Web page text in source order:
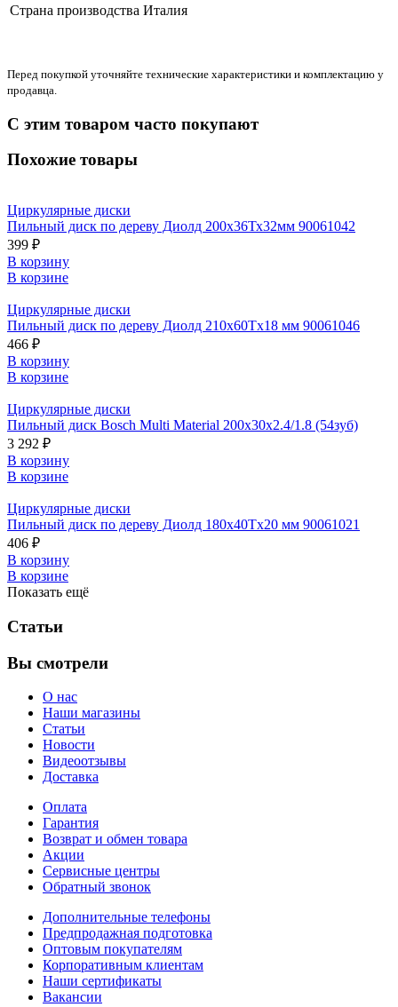
Страна производства Италия
Перед покупкой уточняйте технические характеристики и комплектацию у
продавца.
С этим товаром часто покупают
Похожие товары
Циркулярные диски
Пильный диск по дереву Диолд 200х36Тх32мм 90061042
399 ₽
В корзину
В корзине
Циркулярные диски
Пильный диск по дереву Диолд 210x60Tx18 мм 90061046
466 ₽
В корзину
В корзине
Циркулярные диски
Пильный диск Bosch Multi Material 200x30x2.4/1.8 (54зуб)
3 292 ₽
В корзину
В корзине
Циркулярные диски
Пильный диск по дереву Диолд 180х40Tх20 мм 90061021
406 ₽
В корзину
В корзине
Показать ещё
Статьи
Вы смотрели
О нас
Наши магазины
Статьи
Новости
Видеоотзывы
Доставка
Оплата
Гарантия
Возврат и обмен товара
Акции
Сервисные центры
Обратный звонок
Дополнительные телефоны
Предпродажная подготовка
Оптовым покупателям
Корпоративным клиентам
Наши сертификаты
Вакансии